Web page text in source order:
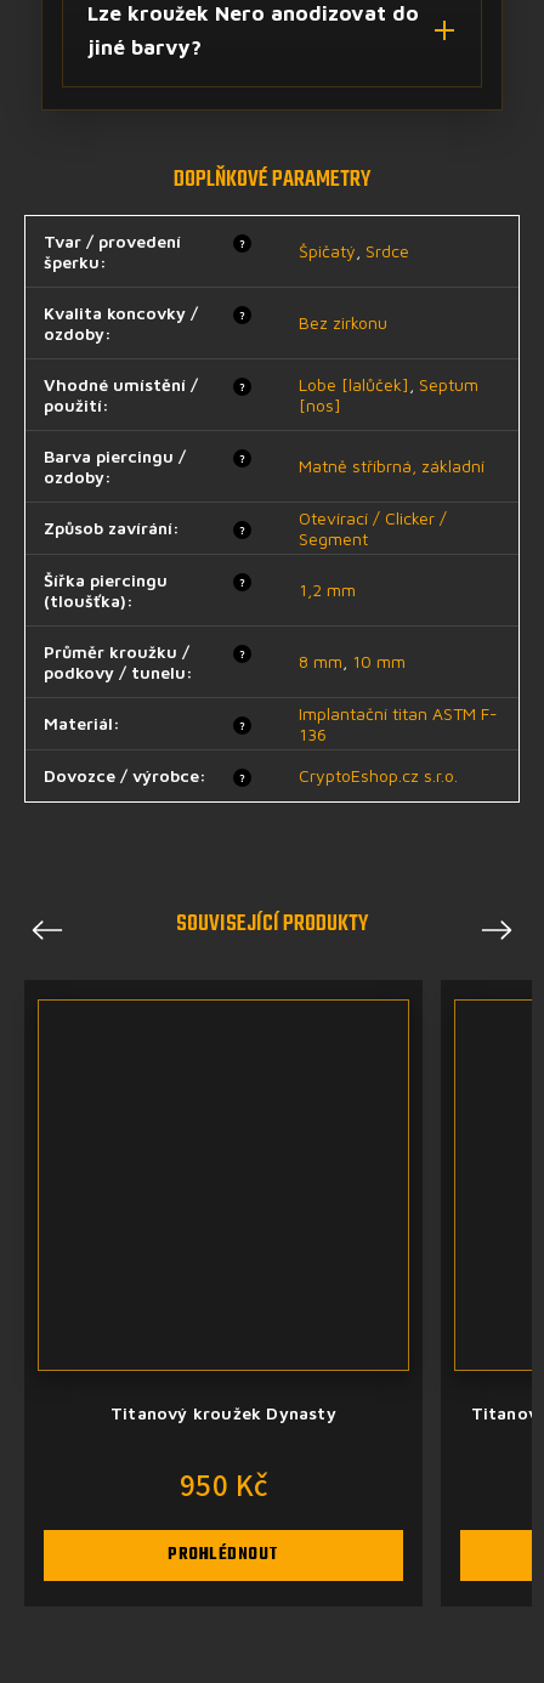
Lze kroužek Nero anodizovat do
jiné barvy?
DOPLŇKOVÉ PARAMETRY
?
Tvar / provedení
šperku:
Špičatý Srdce
?
Kvalita koncovky /
ozdoby:
Bez zirkonu
?
Vhodné umístění /
použití:
Lobe [lalůček]
Septum
[nos]
?
Barva piercingu /
ozdoby:
Matně stříbrná, základní
?
Způsob zavírání:
Otevírací / Clicker /
Segment
?
Šířka piercingu
(tloušťka):
1,2 mm
?
Průměr kroužku /
podkovy / tunelu:
8 mm 10 mm
?
Materiál:
Implantační titan ASTM F-
136
?
Dovozce / výrobce: CryptoEshop.cz s.r.o.
SOUVISEJÍCÍ PRODUKTY
Previous
Titanový kroužek Dynasty
950 Kč
PROHLÉDNOUT
Next